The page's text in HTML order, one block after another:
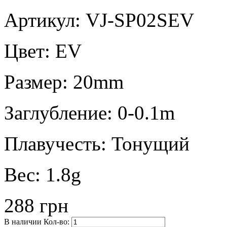
Артикул: VJ-SP02SEV
Цвет: EV
Размер: 20mm
Заглубление: 0-0.1m
Плавучесть: Тонущий
Вес: 1.8g
288 грн
В наличии Кол-во: